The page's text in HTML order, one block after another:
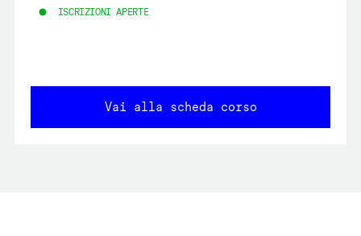
ISCRIZIONI APERTE
Vai alla scheda corso